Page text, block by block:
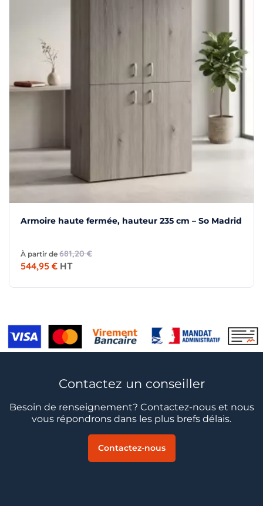
Armoire haute fermée, hauteur 235 cm – So Madrid
À partir de 681,20 €
544,95 € HT
Contactez un conseiller
Besoin de renseignement? Contactez-nous et nous
vous répondrons dans les plus brefs délais.
Contactez-nous